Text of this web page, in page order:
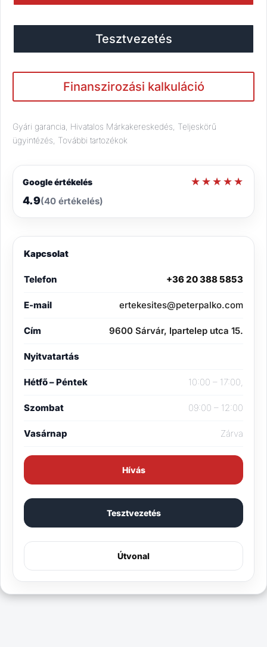
Tesztvezetés
Finanszirozási kalkuláció
Gyári garancia, Hivatalos Márkakereskedés, Teljeskörű
ügyintézés, További tartozékok
Google értékelés ★★★★★
★★★★★
4.9(40 értékelés)
Kapcsolat
Telefon +36 20 388 5853
E-mail ertekesites@peterpalko.com
Cím 9600 Sárvár, Ipartelep utca 15.
Nyitvatartás
Hétfő – Péntek 10:00 – 17:00,
Szombat 09:00 – 12:00
Vasárnap Zárva
Hívás
Tesztvezetés
Útvonal